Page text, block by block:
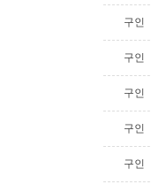
구인
구인
구인
구인
구인